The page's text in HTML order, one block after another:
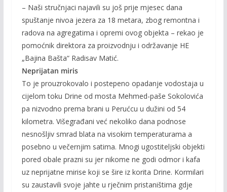
– Naši stručnjaci najavili su još prije mjesec dana
spuštanje nivoa jezera za 18 metara, zbog remontna i
radova na agregatima i opremi ovog objekta – rekao je
pomoćnik direktora za proizvodnju i održavanje HE
„Bajina Bašta“ Radisav Matić.
Neprijatan miris
To je prouzrokovalo i postepeno opadanje vodostaja u
cijelom toku Drine od mosta Mehmed-paše Sokolovića
pa nizvodno prema brani u Perućcu u dužini od 54
kilometra. Višegrađani već nekoliko dana podnose
nesnošljiv smrad blata na visokim temperaturama a
posebno u večernjim satima. Mnogi ugostiteljski objekti
pored obale prazni su jer nikome ne godi odmor i kafa
uz neprijatne mirise koji se šire iz korita Drine. Kormilari
su zaustavili svoje jahte u rječnim pristaništima gdje